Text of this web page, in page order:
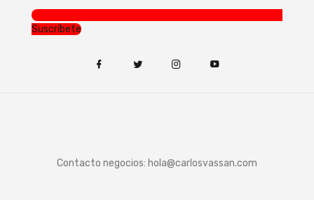
Suscríbete
Contacto negocios: hola@carlosvassan.com